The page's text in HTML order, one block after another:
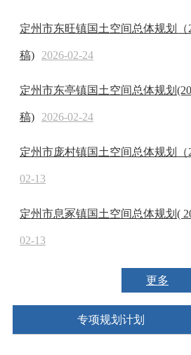
定州市东旺镇国土空间总体规划（
稿) 2026-02-24
定州市东亭镇国土空间总体规划
稿) 2026-02-24
定州市庞村镇国土空间总体规划（
02-13
定州市息冢镇国土空间总体规划(
02-13
更多
专项规划计划